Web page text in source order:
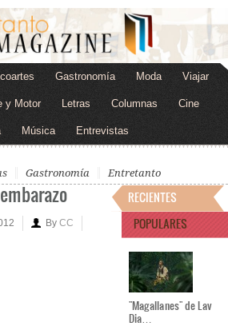
Gastronomía Moda Viajar
y Motor Letras Columnas Cine
Música Entrevistas
Gastronomía Entretanto
By CC
RECIENTES
POPULARES
"Magallanes" de Lav
Dia…